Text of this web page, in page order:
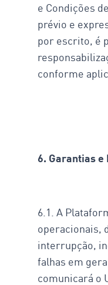
e Condições
prévio e
por escrito, é
conforme
6. Garantias e
6.1. A
operacionais,
interrupção,
falhas em
comunicará o